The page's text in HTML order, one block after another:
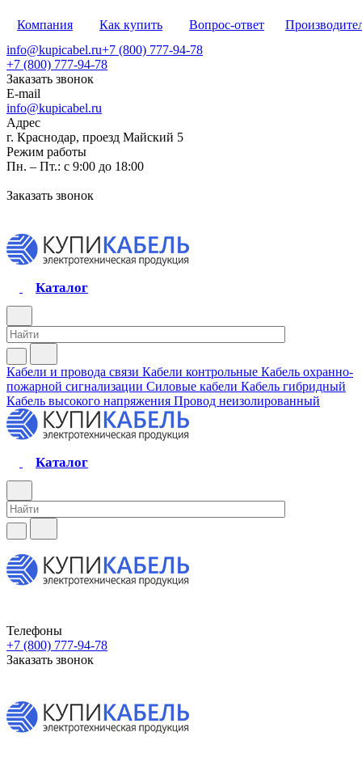
Компания Как купить Вопрос-ответ
info@kupicabel.ru+7 (800) 777-94-78
+7 (800) 777-94-78
Заказать звонок
E-mail
info@kupicabel.ru
Адрес
г. Краснодар, проезд Майский 5
Режим работы
Пн. – Пт.: с 9:00 до 18:00
Заказать звонок
Каталог
Кабели и провода связи Кабели контрольные Кабель охранно-
пожарной сигнализации Силовые кабели Кабель гибридный
Кабель высокого напряжения Провод неизолированный
Каталог
Телефоны
+7 (800) 777-94-78
Заказать звонок